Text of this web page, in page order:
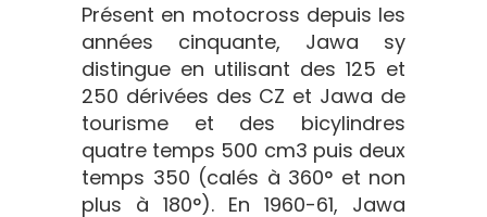
Présent en motocross depuis les
années cinquante, Jawa sy
distingue en utilisant des 125 et
250 dérivées des CZ et Jawa de
tourisme et des bicylindres
quatre temps 500 cm3 puis deux
temps 350 (calés à 360° et non
plus à 180°). En 1960-61, Jawa